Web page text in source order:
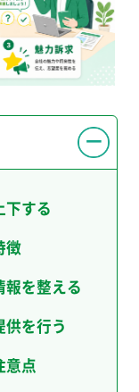
下する
徴
を整える
を行う
意点